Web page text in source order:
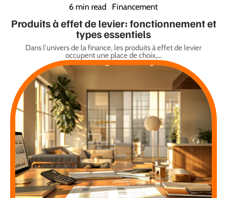
6 min read Financement
Produits à effet de levier: fonctionnement et
types essentiels
Dans l'univers de la finance, les produits à effet de levier
occupent une place de choix,…